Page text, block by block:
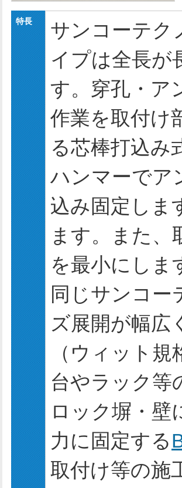
特長
サンコーテク
イプは全長が
す。穿孔・ア
作業を取付け
る芯棒打込み
ハンマーでア
込み固定しま
ます。また、
を最小にしま
同じサンコー
ズ展開が幅広
（ウィット
台やラック等
ロック塀・壁
力に固定する
取付け等の施